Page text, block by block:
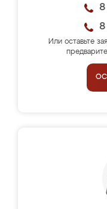
8
8
Или оставьте